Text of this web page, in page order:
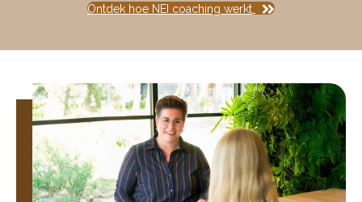
Ontdek hoe NEI coaching werkt